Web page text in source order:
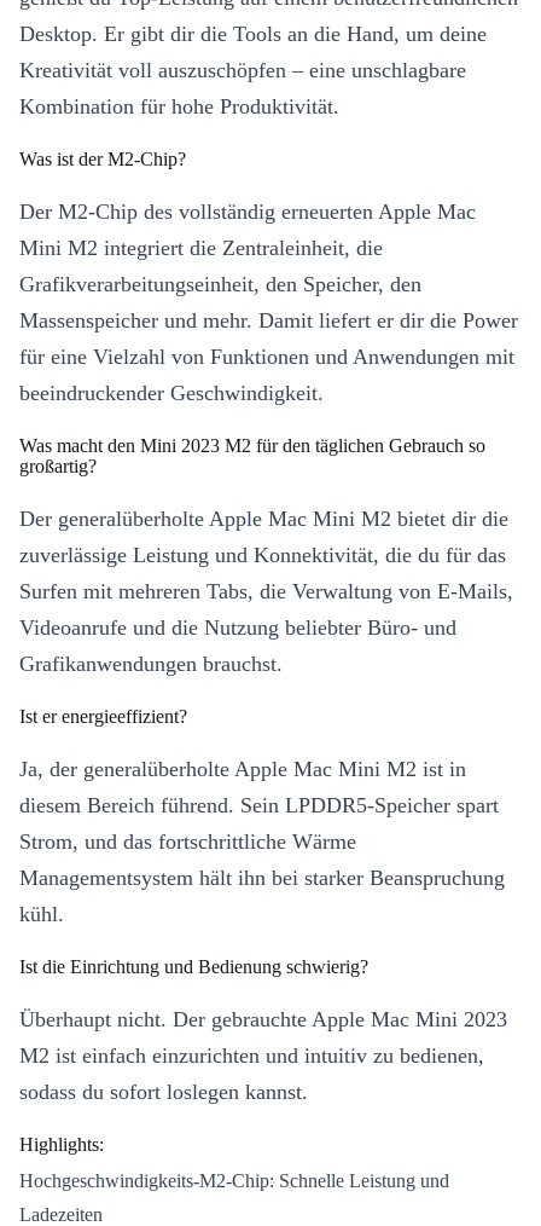
Desktop. Er gibt dir die Tools an die Hand, um deine
Kreativität voll auszuschöpfen – eine unschlagbare
Kombination für hohe Produktivität.
Was ist der M2-Chip?
Der M2-Chip des vollständig erneuerten Apple Mac
Mini M2 integriert die Zentraleinheit, die
Grafikverarbeitungseinheit, den Speicher, den
Massenspeicher und mehr. Damit liefert er dir die Power
für eine Vielzahl von Funktionen und Anwendungen mit
beeindruckender Geschwindigkeit.
Was macht den Mini 2023 M2 für den täglichen Gebrauch so
großartig?
Der generalüberholte Apple Mac Mini M2 bietet dir die
zuverlässige Leistung und Konnektivität, die du für das
Surfen mit mehreren Tabs, die Verwaltung von E-Mails,
Videoanrufe und die Nutzung beliebter Büro- und
Grafikanwendungen brauchst.
Ist er energieeffizient?
Ja, der generalüberholte Apple Mac Mini M2 ist in
diesem Bereich führend. Sein LPDDR5-Speicher spart
Strom, und das fortschrittliche Wärme
Managementsystem hält ihn bei starker Beanspruchung
kühl.
Ist die Einrichtung und Bedienung schwierig?
Überhaupt nicht. Der gebrauchte Apple Mac Mini 2023
M2 ist einfach einzurichten und intuitiv zu bedienen,
sodass du sofort loslegen kannst.
Highlights:
Hochgeschwindigkeits-M2-Chip: Schnelle Leistung und
Ladezeiten